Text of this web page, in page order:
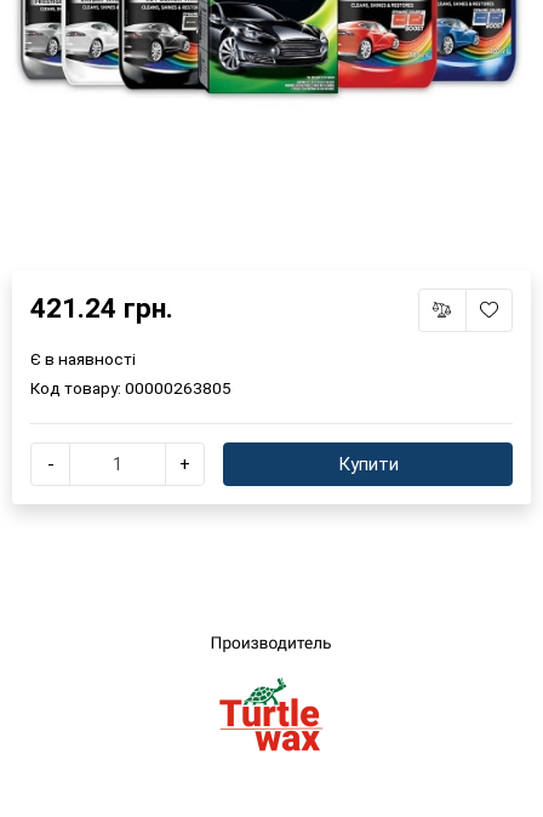
Оберіть мову магазину
421.24 грн.
Є в наявності
Код товару: 00000263805
- + Купити